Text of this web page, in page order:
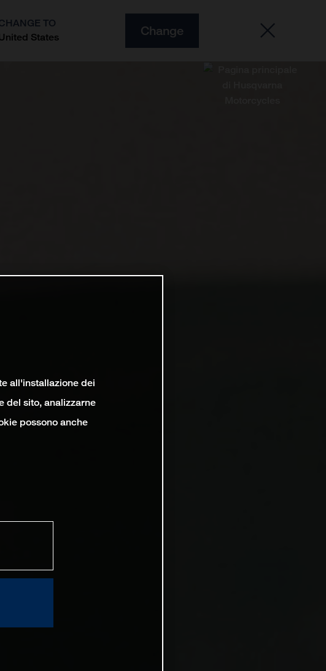
TO
States
Change
all'installazione dei
del sito, analizzarne
possono anche